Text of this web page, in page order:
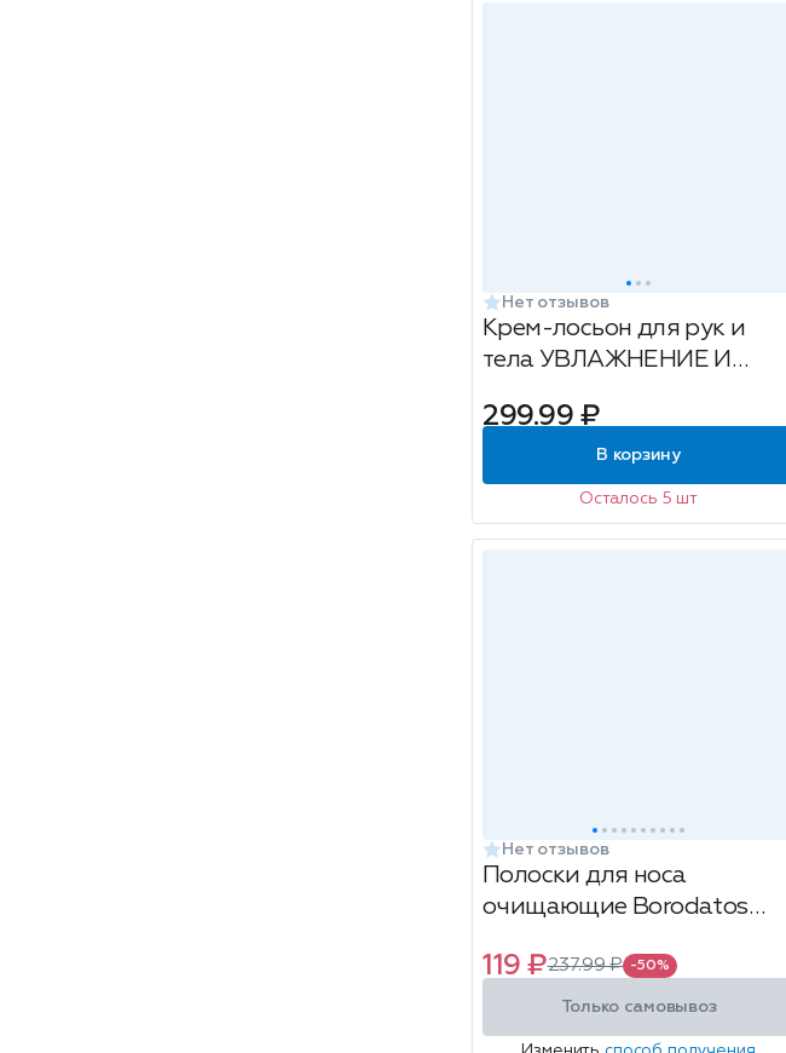
Нет отзывов
Крем-лосьон для рук и
тела УВЛАЖНЕНИЕ И
Косметика, туба 150 мл
299.99 ₽
В корзину
Осталось 5 шт
Нет отзывов
Полоски для носа
очищающие Borodatos
119 ₽237.99 ₽ -50%
Только самовывоз